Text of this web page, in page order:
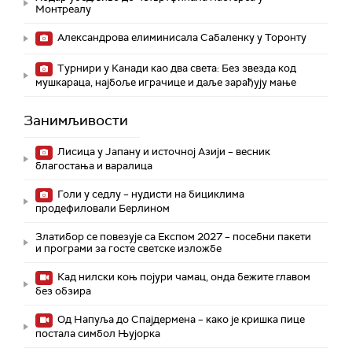
Монтреалу
Александрова елиминисала Сабаленку у Торонту
Турнири у Канади као два света: Без звезда код
мушкараца, најбоље играчице и даље зарађују мање
Занимљивости
Лисица у Јапану и источној Азији – весник
благостања и варалица
Голи у седлу – нудисти на бициклима
продефиловали Берлином
Златибор се повезује са Експом 2027 – посебни пакети
и програми за госте светске изложбе
Кад нилски коњ појури чамац, онда бежите главом
без обзира
Од Напуља до Спајдермена – како је кришка пице
постала симбол Њујорка